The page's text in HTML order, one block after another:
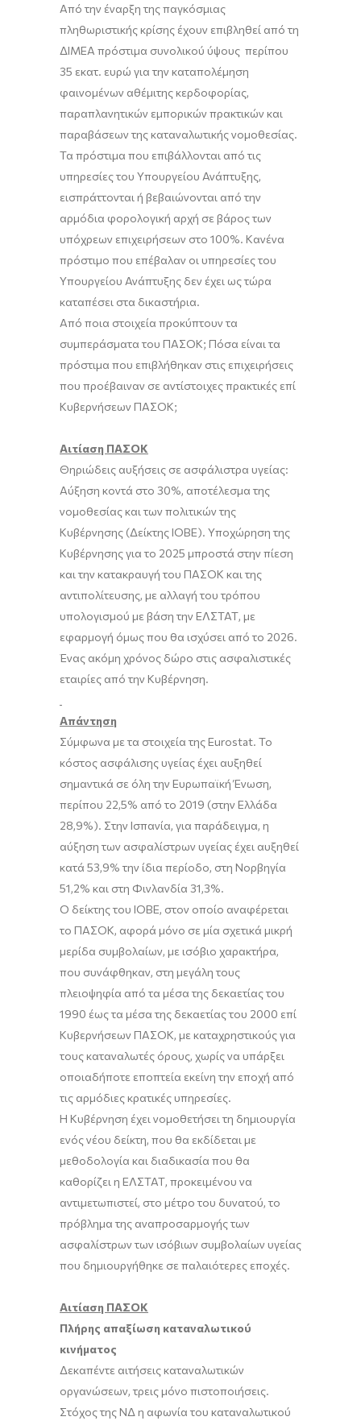
Από την έναρξη της παγκόσμιας
πληθωριστικής κρίσης έχουν επιβληθεί από τη
ΔΙΜΕΑ πρόστιμα συνολικού ύψους περίπου
35 εκατ. ευρώ για την καταπολέμηση
φαινομένων αθέμιτης κερδοφορίας,
παραπλανητικών εμπορικών πρακτικών και
παραβάσεων της καταναλωτικής νομοθεσίας.
Τα πρόστιμα που επιβάλλονται από τις
υπηρεσίες του Υπουργείου Ανάπτυξης,
εισπράττονται ή βεβαιώνονται από την
αρμόδια φορολογική αρχή σε βάρος των
υπόχρεων επιχειρήσεων στο 100%. Κανένα
πρόστιμο που επέβαλαν οι υπηρεσίες του
Υπουργείου Ανάπτυξης δεν έχει ως τώρα
καταπέσει στα δικαστήρια.
Από ποια στοιχεία προκύπτουν τα
συμπεράσματα του ΠΑΣΟΚ; Πόσα είναι τα
πρόστιμα που επιβλήθηκαν στις επιχειρήσεις
που προέβαιναν σε αντίστοιχες πρακτικές επί
Κυβερνήσεων ΠΑΣΟΚ;
Αιτίαση ΠΑΣΟΚ
Θηριώδεις αυξήσεις σε ασφάλιστρα υγείας:
Αύξηση κοντά στο 30%, αποτέλεσµα της
νοµοθεσίας και των πολιτικών της
Κυβέρνησης (Δείκτης ΙΟΒΕ). Υποχώρηση της
Κυβέρνησης για το 2025 µπροστά στην πίεση
και την κατακραυγή του ΠΑΣΟΚ και της
αντιπολίτευσης, µε αλλαγή του τρόπου
υπολογισµού µε βάση την ΕΛΣΤΑΤ, µε
εφαρµογή όµως που θα ισχύσει από το 2026.
Ένας ακόµη χρόνος δώρο στις ασφαλιστικές
εταιρίες από την Κυβέρνηση.
Απάντηση
Σύμφωνα με τα στοιχεία της Eurostat. Το
κόστος ασφάλισης υγείας έχει αυξηθεί
σημαντικά σε όλη την Ευρωπαϊκή Ένωση,
περίπου 22,5% από το 2019 (στην Ελλάδα
28,9%). Στην Ισπανία, για παράδειγμα, η
αύξηση των ασφαλίστρων υγείας έχει αυξηθεί
κατά 53,9% την ίδια περίοδο, στη Νορβηγία
51,2% και στη Φινλανδία 31,3%.
Ο δείκτης του ΙΟΒΕ, στον οποίο αναφέρεται
το ΠΑΣΟΚ, αφορά μόνο σε μία σχετικά μικρή
μερίδα συμβολαίων, με ισόβιο χαρακτήρα,
που συνάφθηκαν, στη μεγάλη τους
πλειοψηφία από τα μέσα της δεκαετίας του
1990 έως τα μέσα της δεκαετίας του 2000 επί
Κυβερνήσεων ΠΑΣΟΚ, με καταχρηστικούς για
τους καταναλωτές όρους, χωρίς να υπάρξει
οποιαδήποτε εποπτεία εκείνη την εποχή από
τις αρμόδιες κρατικές υπηρεσίες.
Η Κυβέρνηση έχει νομοθετήσει τη δημιουργία
ενός νέου δείκτη, που θα εκδίδεται με
μεθοδολογία και διαδικασία που θα
καθορίζει η ΕΛΣΤΑΤ, προκειμένου να
αντιμετωπιστεί, στο μέτρο του δυνατού, το
πρόβλημα της αναπροσαρμογής των
ασφαλίστρων των ισόβιων συμβολαίων υγείας
που δημιουργήθηκε σε παλαιότερες εποχές.
Αιτίαση ΠΑΣΟΚ
Πλήρης απαξίωση καταναλωτικού
κινήματος
Δεκαπέντε αιτήσεις καταναλωτικών
οργανώσεων, τρεις µόνο πιστοποιήσεις.
Στόχος της ΝΔ η αφωνία του καταναλωτικού